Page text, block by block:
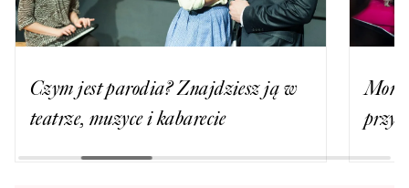
Czym jest parodia? Znajdziesz ją w
teatrze, muzyce i kabarecie